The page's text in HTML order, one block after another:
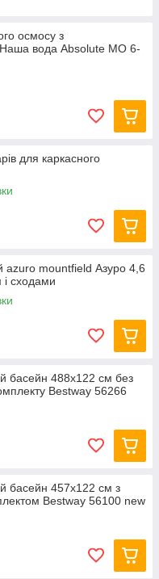
осмосу з
Наша вода Absolute МО 6-
для каркасного
azuro mountfield Азуро 4,6
сходами
басейн 488x122 см без
Bestway 56266
басейн 457x122 см з
Bestway 56100 new